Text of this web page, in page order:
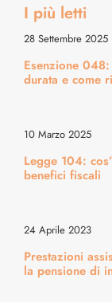
Diritti & Info
Alimentazione &
Cura del Corpo
Energia &
Medicina &
I più letti
28 Settembre 2025
Esenzione
durata e come
10 Marzo 2025
Legge 104:
benefici fiscali
24 Aprile 2023
Prestazioni
la pensione di